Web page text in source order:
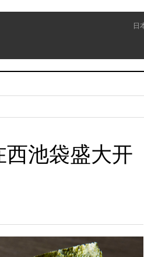
西池袋盛大开